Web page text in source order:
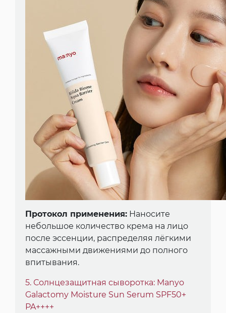
Протокол применения: Наносите
небольшое количество крема на лицо
после эссенции, распределяя лёгкими
массажными движениями до полного
впитывания.
5. Солнцезащитная сыворотка: Manyo
Galactomy Moisture Sun Serum SPF50+
PA++++